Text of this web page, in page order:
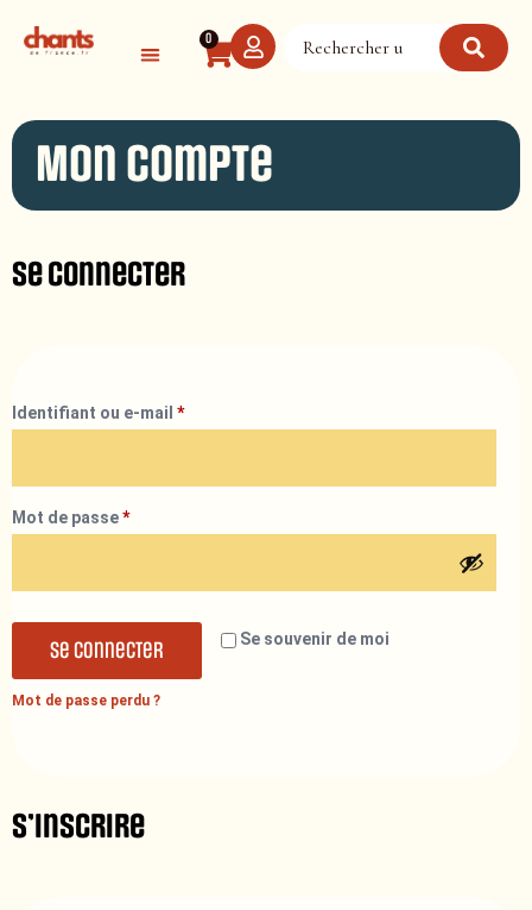
0
Mon compte
Se connecter
Identifiant ou e-mail *
Mot de passe*
Se souvenir de moi
Se connecter
Mot de passe perdu ?
S’inscrire